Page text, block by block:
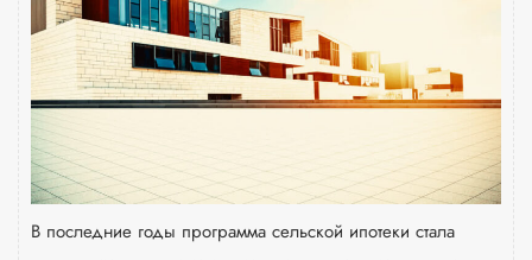
В последние годы программа сельской ипотеки стала